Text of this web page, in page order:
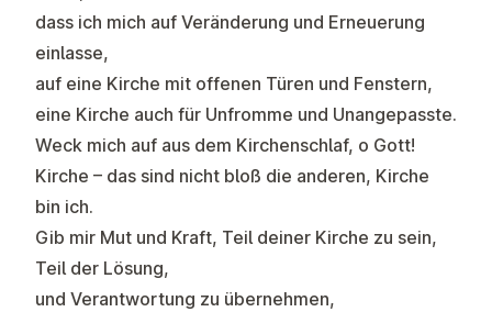
dass ich mich auf Veränderung und Erneuerung
einlasse,
auf eine Kirche mit offenen Türen und Fenstern,
eine Kirche auch für Unfromme und Unangepasste.
Weck mich auf aus dem Kirchenschlaf, o Gott!
Kirche – das sind nicht bloß die anderen, Kirche
bin ich.
Gib mir Mut und Kraft, Teil deiner Kirche zu sein,
Teil der Lösung,
und Verantwortung zu übernehmen,